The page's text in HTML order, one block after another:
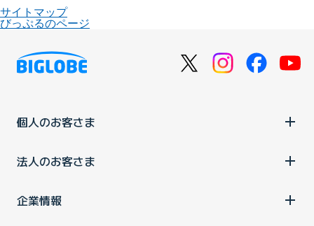
サイトマップ
びっぷるのページ
個人のお客さま
法人のお客さま
企業情報